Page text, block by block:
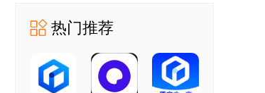
热门推荐